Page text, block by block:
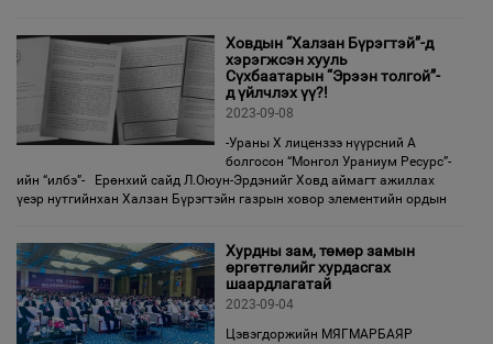
Ховдын “Халзан Бүрэгтэй”-д
хэрэгжсэн хууль
Сүхбаатарын “Эрээн толгой”-
д үйлчлэх үү?!
2023-09-08
-Ураны Х лицензээ нүүрсний А
болгосон “Монгол Ураниум Ресурс”-
ийн “илбэ”- Ерөнхий сайд Л.Оюун-Эрдэнийг Ховд аймагт ажиллах
үеэр нутгийнхан Халзан Бүрэгтэйн газрын ховор элементийн ордын
Хурдны зам, төмөр замын
өргөтгөлийг хурдасгах
шаардлагатай
2023-09-04
Цэвэгдоржийн МЯГМАРБАЯР